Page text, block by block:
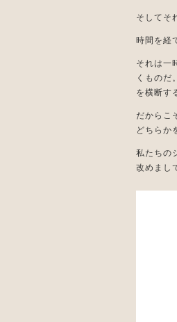
そしてそ
時間を経
それは一
くものだ
を横断す
だからこ
どちらか
私たちの
改めまし